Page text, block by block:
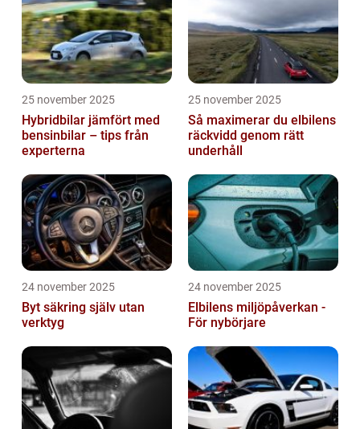
25 november 2025
Hybridbilar jämfört med
bensinbilar – tips från
experterna
25 november 2025
Så maximerar du elbilens
räckvidd genom rätt
underhåll
24 november 2025
Byt säkring själv utan
verktyg
24 november 2025
Elbilens miljöpåverkan -
För nybörjare